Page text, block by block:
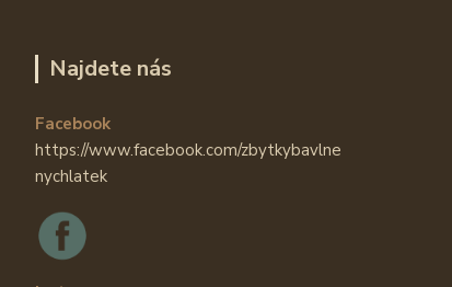
Najdete nás
Facebook
https://www.facebook.com/zbytkybavlne
nychlatek